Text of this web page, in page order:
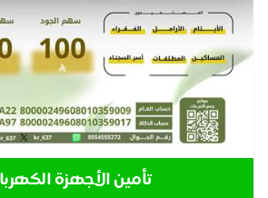
تأمين الأجهزة الكهربائية